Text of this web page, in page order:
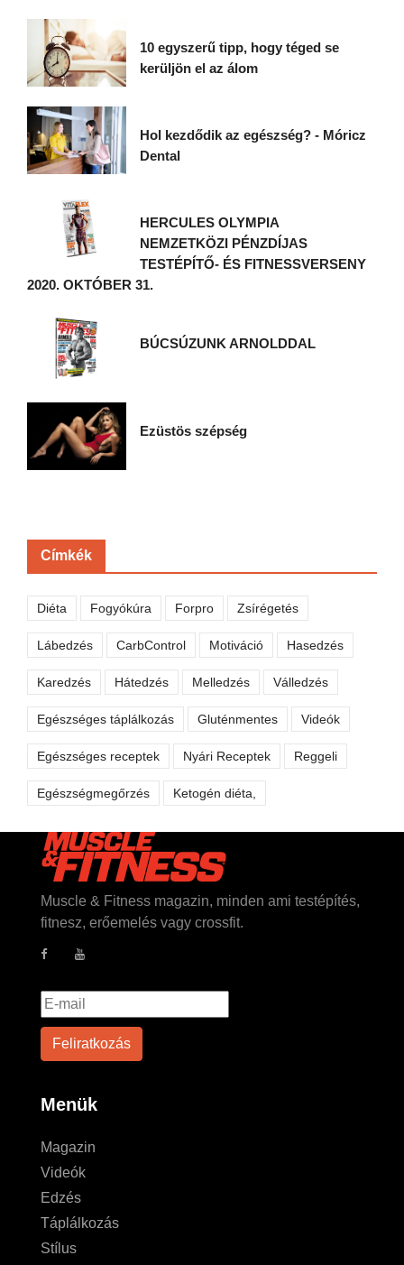
10 egyszerű tipp, hogy téged se
kerüljön el az álom
Hol kezdődik az egészség? - Móricz
Dental
HERCULES OLYMPIA
NEMZETKÖZI PÉNZDÍJAS
TESTÉPÍTŐ- ÉS FITNESSVERSENY
2020. OKTÓBER 31.
BÚCSÚZUNK ARNOLDDAL
Ezüstös szépség
Címkék
Diéta Fogyókúra Forpro Zsírégetés
Lábedzés CarbControl Motiváció Hasedzés
Karedzés Hátedzés Melledzés Válledzés
Egészséges táplálkozás Gluténmentes Videók
Egészséges receptek Nyári Receptek Reggeli
Egészségmegőrzés Ketogén diéta,
Muscle & Fitness magazin, minden ami testépítés,
fitnesz, erőemelés vagy crossfit.
Menük
Magazin
Videók
Edzés
Táplálkozás
Stílus